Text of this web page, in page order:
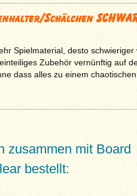
Schälchen
Spielmaterial, desto schwieriger
Zubehör vernünftig auf
dass alles zu einem
zusammen mit Board
bestellt: